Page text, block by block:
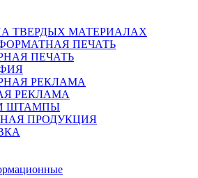
ТВЕРДЫХ МАТЕРИАЛАХ
ПЕЧАТЬ
ПЕЧАТЬ
РЕКЛАМА
РЕКЛАМА
ШТАМПЫ
ПРОДУКЦИЯ